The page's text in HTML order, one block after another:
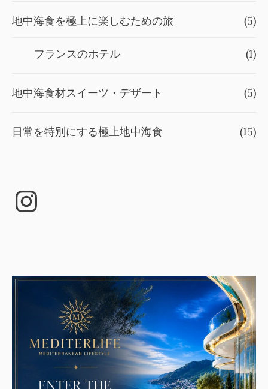
地中海食を極上に楽しむための旅 (5)
フランスのホテル (1)
地中海食材スイーツ・デザート (5)
日常を特別にする極上地中海食 (15)
Instagram